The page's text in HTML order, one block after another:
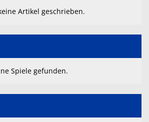
Artikel geschrieben.
Spiele gefunden.